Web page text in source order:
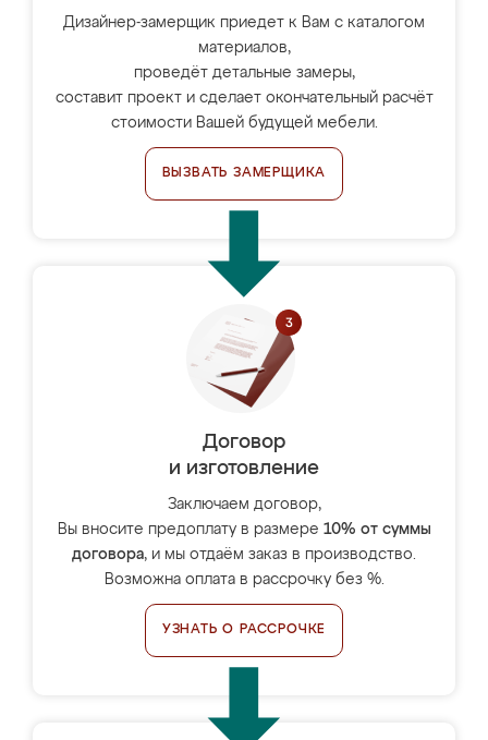
Дизайнер-замерщик приедет к Вам с каталогом
материалов,
проведёт детальные замеры,
составит проект и сделает окончательный расчёт
стоимости Вашей будущей мебели.
ВЫЗВАТЬ ЗАМЕРЩИКА
Договор
и изготовление
Заключаем договор,
Вы вносите предоплату в размере 10% от суммы
договора, и мы отдаём заказ в производство.
Возможна оплата в рассрочку без %.
УЗНАТЬ О РАССРОЧКЕ